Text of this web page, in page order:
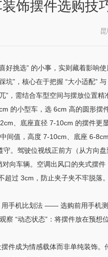
饰摆件选购技
好挑选” 的小事，实则藏着影
坑”，核心在于把握 “大小适配”
”，需结合车型空间与摆放位置
的小型车，选 6cm 高的圆形
、底座直径 7-10cm 的摆件更
间值，高度 7-10cm、底座 6-
守。驾驶位视线正前方（从方向
向车辆。空调出风口的夹式摆
超过 3cm，防止夹子夹不牢脱
用手机比划法 —— 选购前用手机
察 “动态状态”：将摆件放在预
摆件成为情感载体而非单纯装饰